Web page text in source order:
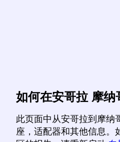
如何在安哥拉 摩纳
此页面中从安哥拉到摩纳
座，适配器和其他信息。